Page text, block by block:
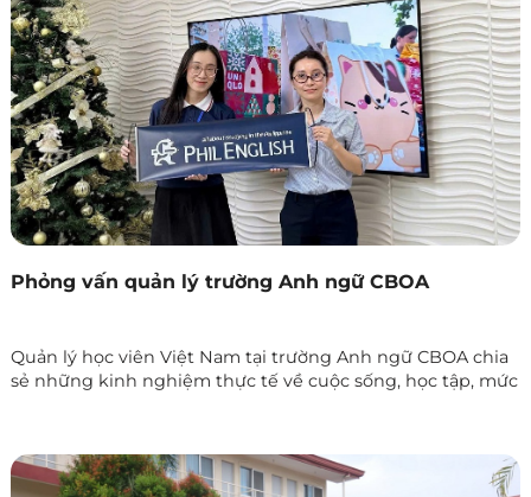
Phỏng vấn quản lý trường Anh ngữ CBOA
Quản lý học viên Việt Nam tại trường Anh ngữ CBOA chia
sẻ những kinh nghiệm thực tế về cuộc sống, học tập, mức